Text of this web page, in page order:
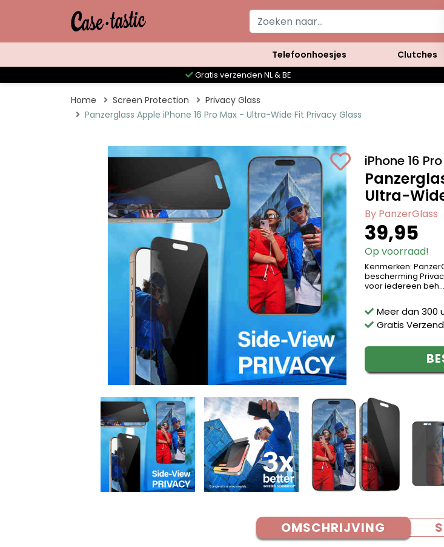
Telefoonhoesjes Clutches
Gratis verzenden NL & BE
Home Screen Protection
Privacy Glass
Panzerglass Apple iPhone 16 Pro Max - Ultra-Wide Fit Privacy Glass
iPhone 16
Ultra-
By PanzerGlass
39,95
Op voorraad!
Kenmerken:
bescherming
voor iedereen
Meer dan 300
Gratis
OMSCHRIJVING